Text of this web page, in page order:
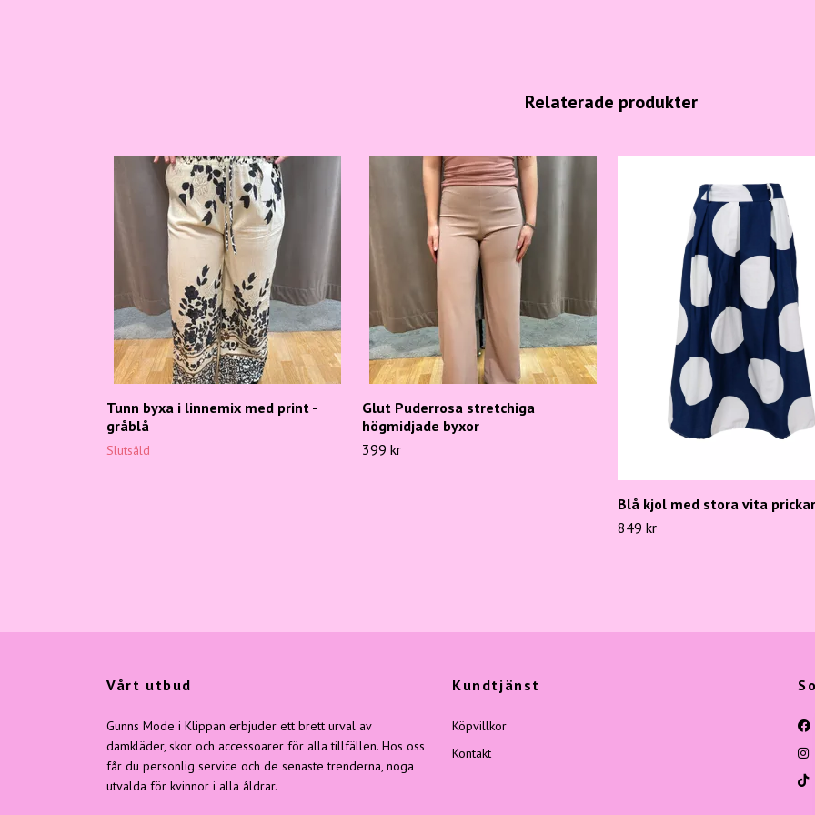
Tunn byxa i linnemix med print -
gråblå
Slutsåld
Glut Puderrosa stretchiga
högmidjade byxor
399 kr
Blå kjol med stora vita prickar
849 kr
Vårt utbud
Gunns Mode i Klippan erbjuder ett brett urval av
damkläder, skor och accessoarer för alla tillfällen. Hos oss
får du personlig service och de senaste trenderna, noga
utvalda för kvinnor i alla åldrar.
Kundtjänst
Köpvillkor
Kontakt